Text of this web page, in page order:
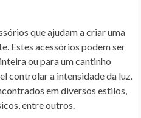
que ajudam a criar uma
Estes acessórios podem ser
ou para um cantinho
controlar a intensidade da luz.
em diversos estilos,
entre outros.